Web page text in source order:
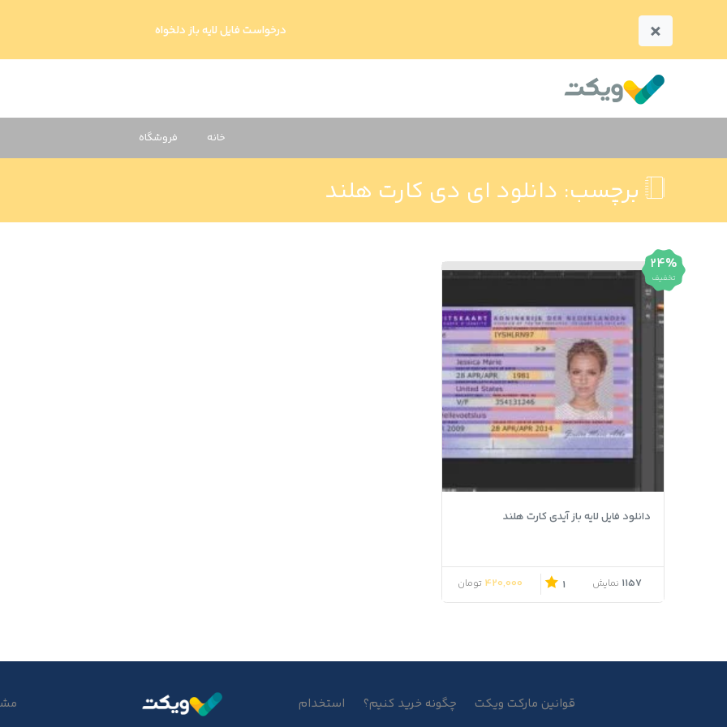
× درخواست فایل لایه باز دلخواه
خانه فروشگاه
برچسب: دانلود ای دی کارت هلند
24%
تخفیف
دانلود فایل لایه باز آیدی کارت هلند
1157 نمایش 1 قیمت اصلی 550,000 تومان بود.
420,000 تومان
قوانین مارکت ویکت چگونه خرید کنیم؟ استخدام